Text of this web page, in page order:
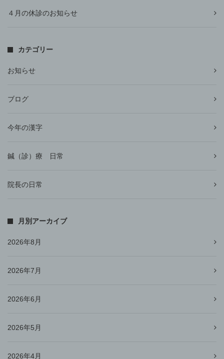
４月の休診のお知らせ
カテゴリー
お知らせ
ブログ
今年の漢字
鍼（診）療 日常
院長の日常
月別アーカイブ
2026年8月
2026年7月
2026年6月
2026年5月
2026年4月